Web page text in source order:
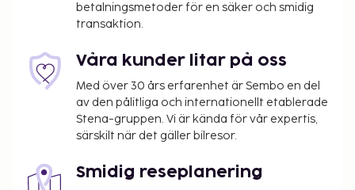
betalningsmetoder för en säker och smidig
transaktion.
Våra kunder litar på oss
Med över 30 års erfarenhet är Sembo en del
av den pålitliga och internationellt etablerade
Stena-gruppen. Vi är kända för vår expertis,
särskilt när det gäller bilresor.
Smidig reseplanering